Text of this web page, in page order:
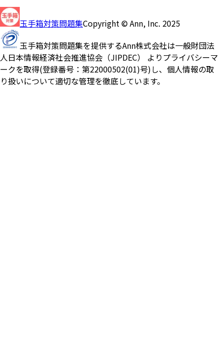
玉手箱対策問題集Copyright © Ann, Inc. 2025
玉手箱対策問題集を提供するAnn株式会社は一般財団法
人日本情報経済社会推進協会（JIPDEC） よりプライバシーマ
ークを取得(登録番号：第22000502(01)号)し、個人情報の取
り扱いについて適切な管理を徹底しています。